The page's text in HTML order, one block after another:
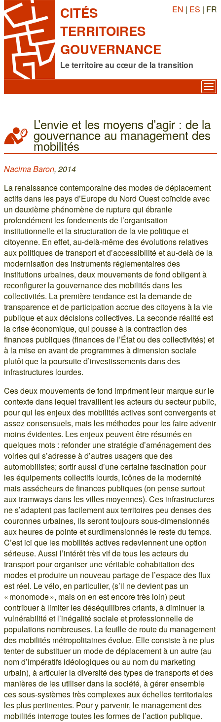
CITÉS
TERRITOIRES
GOUVERNANCE
Le territoire au cœur de la transition
EN | ES | FR
L’envie et les moyens d’agir : de la
gouvernance au management des
mobilités
Nacima Baron, 2014
La renaissance contemporaine des modes de déplacement
actifs dans les pays d’Europe du Nord Ouest coïncide avec
un deuxième phénomène de rupture qui ébranle
profondément les fondements de l’organisation
institutionnelle et la structuration de la vie politique et
citoyenne. En effet, au-delà-même des évolutions relatives
aux politiques de transport et d’accessibilité et au-delà de la
modernisation des instruments réglementaires des
institutions urbaines, deux mouvements de fond obligent à
reconfigurer la gouvernance des mobilités dans les
collectivités. La première tendance est la demande de
transparence et de participation accrue des citoyens à la vie
publique et aux décisions collectives. La seconde réalité est
la crise économique, qui pousse à la contraction des
finances publiques (finances de l’État ou des collectivités) et
à la mise en avant de programmes à dimension sociale
plutôt que la poursuite d’investissements dans des
infrastructures lourdes.
Ces deux mouvements de fond impriment leur marque sur le
contexte dans lequel travaillent les acteurs du secteur public,
pour qui les enjeux des mobilités actives sont convergents et
assez consensuels, mais les méthodes pour les faire advenir
moins évidentes. Les enjeux peuvent être résumés en
quelques mots : refonder une stratégie d’aménagement des
voiries qui s’adresse à d’autres usagers que des
automobilistes; sortir aussi d’une certaine fascination pour
les équipements collectifs lourds, icônes de la modernité
mais assécheurs de finances publiques (on pense surtout
aux tramways dans les villes moyennes). Ces infrastructures
ne s’adaptent pas facilement aux territoires peu denses des
couronnes urbaines, ils seront toujours sous-dimensionnés
aux heures de pointe et surdimensionnés le reste du temps.
C’est ici que les mobilités actives redeviennent une option
sérieuse. Aussi l’intérêt très vif de tous les acteurs du
transport pour organiser une véritable cohabitation des
modes et produire un nouveau partage de l’espace des flux
est réel. Le vélo, en particulier, (s’il ne devient pas un
« monomode », mais on en est encore très loin) peut
contribuer à limiter les déséquilibres criants, à diminuer la
vulnérabilité et l’inégalité sociale et professionnelle de
populations nombreuses. La feuille de route du management
des mobilités métropolitaines évolue. Elle consiste à ne plus
tenter de substituer un mode de déplacement à un autre (au
nom d’impératifs idéologiques ou au nom du marketing
urbain), à articuler la diversité des types de transports et des
manières de les utiliser dans la société, à gérer ensemble
ces sous-systèmes très complexes aux échelles territoriales
les plus pertinentes. Pour y parvenir, le management des
mobilités interroge toutes les formes de l’action publique.